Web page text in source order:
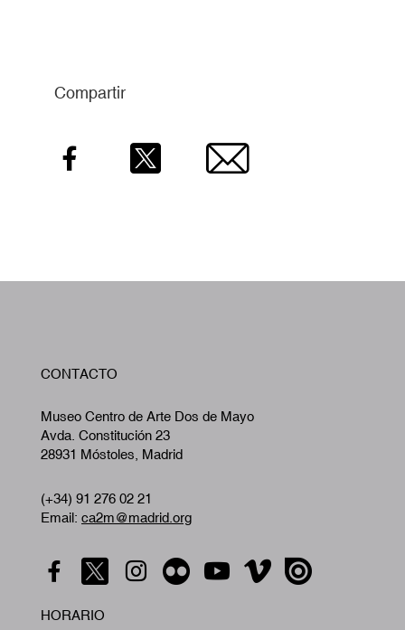
Compartir
Facebook Email
CONTACTO
Museo Centro de Arte Dos de Mayo
Avda. Constitución 23
28931 Móstoles, Madrid
(+34) 91 276 02 21
Email: ca2m@madrid.org
HORARIO